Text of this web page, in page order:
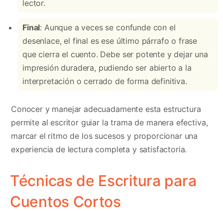
lector.
Final: Aunque a veces se confunde con el
desenlace, el final es ese último párrafo o frase
que cierra el cuento. Debe ser potente y dejar una
impresión duradera, pudiendo ser abierto a la
interpretación o cerrado de forma definitiva.
Conocer y manejar adecuadamente esta estructura
permite al escritor guiar la trama de manera efectiva,
marcar el ritmo de los sucesos y proporcionar una
experiencia de lectura completa y satisfactoria.
Técnicas de Escritura para
Cuentos Cortos